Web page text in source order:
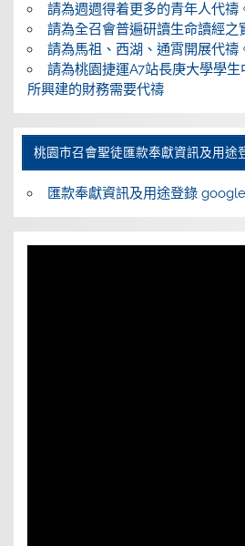
請為週週得着更多的青年人代禱
請為全召會普遍研讀生命讀經之
請為馬祖、西湖、通霄開展代禱
請為桃園捷運A7站長庚大學學
所興建的財務需要代禱
桃園巿召會聖徒匯款奉獻資訊及用途
匯款奉獻資訊及用途登錄